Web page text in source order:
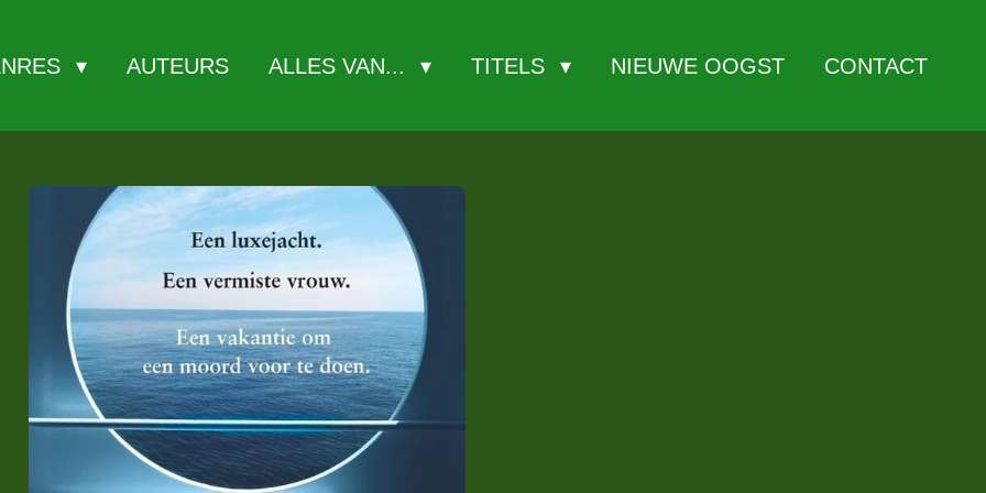
AUTEURS ALLES VAN... TITELS NIEUWE OOGST CONTACT